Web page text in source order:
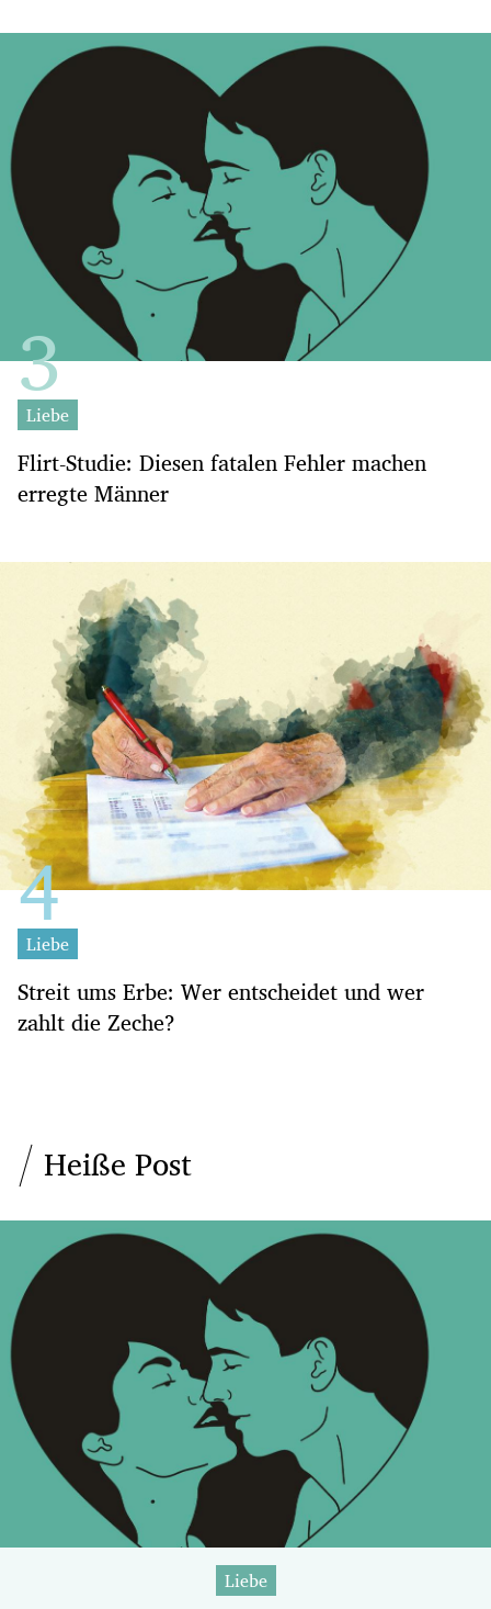
Liebe
Flirt-Studie: Diesen fatalen Fehler machen
erregte Männer
Liebe
Streit ums Erbe: Wer entscheidet und wer
zahlt die Zeche?
Heiße Post
Liebe